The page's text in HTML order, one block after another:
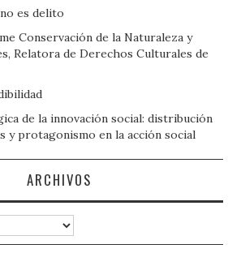
es delito
Conservación de la Naturaleza y
Relatora de Derechos Culturales de
de la innovación social: distribución
y protagonismo en la acción social
ARCHIVOS